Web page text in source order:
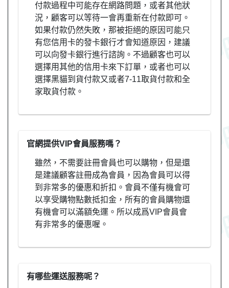
付款過程中可能存在網路問題，或者其他狀
況，顧客可以等待一會再重新在付款即可。
如果付款仍然失敗，那被拒絕的原因可能只
有您信用卡的發卡銀行才會知道原因，建議
可以向發卡銀行進行諮詢。不過顧客也可以
選擇用其他的信用卡來下訂單，或者也可以
選擇黑貓到貨付款又或者7-11取貨付款和全
家取貨付款。
官網提供VIP會員服務嗎？
雖然，不需要註冊會員也可以購物，但是還
是建議顧客註冊成為會員，因為會員可以得
到非常多的優惠和折扣。會員不僅有機會可
以享受購物點數抵扣金，所有的會員購物還
有機會可以滿額免運。所以成爲VIP會員會
有非常多的優惠喔。
有哪些運送服務呢？